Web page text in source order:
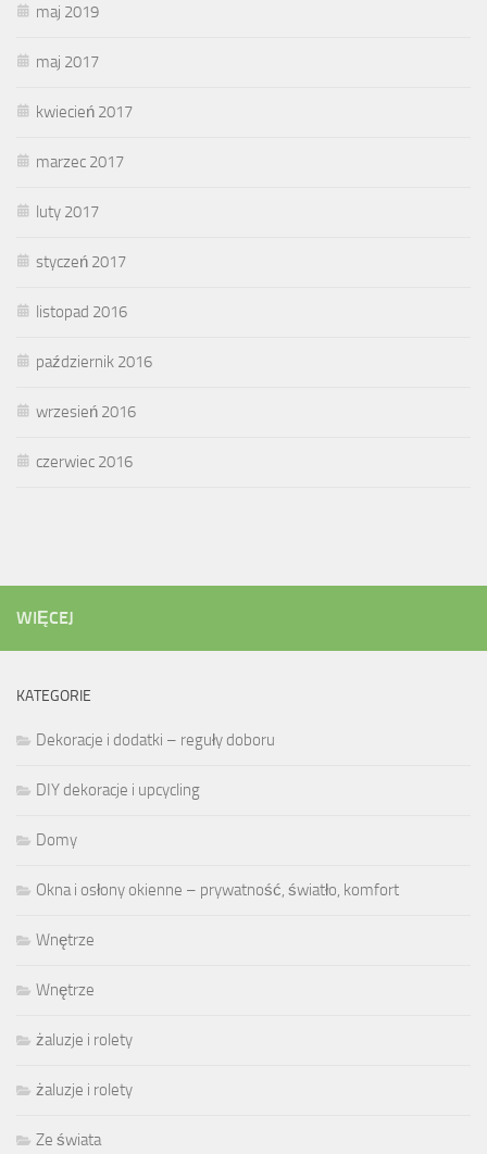
maj 2019
maj 2017
kwiecień 2017
marzec 2017
luty 2017
styczeń 2017
listopad 2016
październik 2016
wrzesień 2016
czerwiec 2016
WIĘCEJ
KATEGORIE
Dekoracje i dodatki – reguły doboru
DIY dekoracje i upcycling
Domy
Okna i osłony okienne – prywatność, światło, komfort
Wnętrze
Wnętrze
żaluzje i rolety
żaluzje i rolety
Ze świata